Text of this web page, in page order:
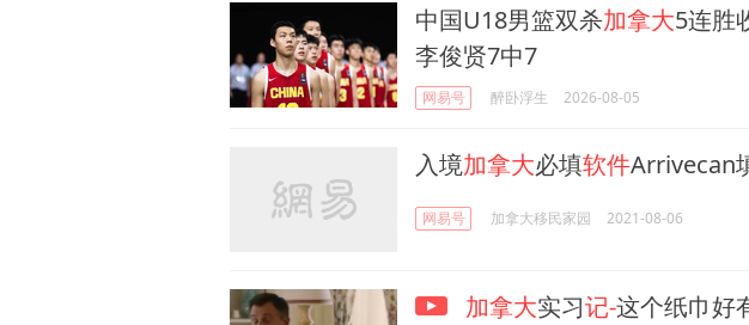
中国U18男篮双杀加拿大5连胜
李俊贤7中7
网易号 醉卧浮生 2026-08-05
入境加拿大必填软件Arrivecan
网易号 加拿大移民家园 2021-08-06
加拿大实习记-这个纸巾好